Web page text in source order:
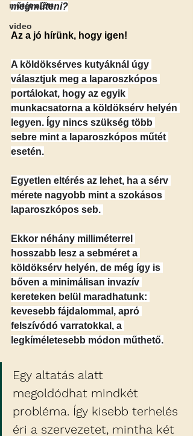
műtét előtt
video
megműteni?
Az a jó hírünk, hogy igen!
A köldöksérves kutyáknál úgy
választjuk meg a laparoszkópos
portálokat, hogy az egyik
munkacsatorna a köldöksérv helyén
legyen. Így nincs szükség több
sebre mint a laparoszkópos műtét
esetén.
Egyetlen eltérés az lehet, ha a sérv
mérete nagyobb mint a szokásos
laparoszkópos seb.
Ekkor néhány milliméterrel
hosszabb lesz a sebméret a
köldöksérv helyén, de még így is
bőven a minimálisan invazív
kereteken belül maradhatunk:
kevesebb fájdalommal, apró
felszívódó varratokkal, a
legkíméletesebb módon műthető.
Egy altatás alatt
megoldódhat mindkét
probléma. Így kisebb terhelés
éri a szervezetet, mintha két